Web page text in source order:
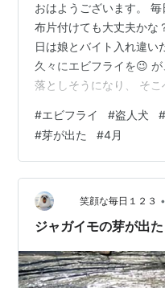
おはようございます。
布片付けても大丈夫かな
日は娘とバイト入れ違い
久々にエビフライを😉
落としそうになり、 そ
たけど、 ソファーの下に
ライを咥えたまま、メッ
かけると逃げちゃうので
て、 エビフライを離し
ビは食べてなくて、周り
💦 気をつけよう😢 私の
#エビフライ #盗人犬 #
#芽が出た #4月
笑顔な毎日１２３ •
ジャガイモの芽が出た